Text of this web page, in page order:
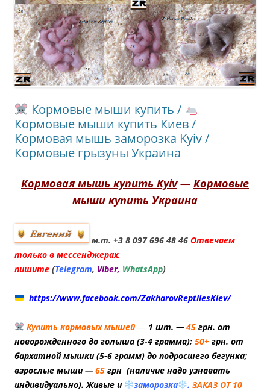
Кормовые мыши купить /
Кормовые мыши купить Киев /
Кормовая мышь заморозка Kyiv /
Кормовые грызуны Украина
Кормовая мышь купить Kyiv— Кормовые
мыши купить Украина
м.т. +3 8 097 696 48 46 Отвечаем
только в мессенджерах,
пишите (Telegram, Viber, WhatsApp)
https://www.facebook.com/ZakharovReptilesKiev/
Купить кормовых мышей— 1 шт. — 45грн. от
новорожденного до голыша (3-4 грамма); 50+ грн. от
бархатной мышки (5-6 грамм) до подросшего бегунка;
взрослые мыши — 65 грн (наличие надо узнавать
индивидуально). Живые и
заморозка . ЗАКАЗ ОТ 10